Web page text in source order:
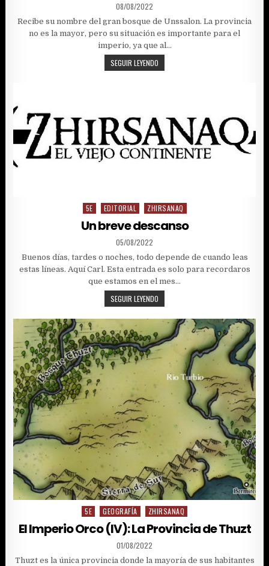
PUBLISHED
DATE:
08/08/2022
Recibe su nombre del gran bosque de Unssalon. La provincia
no es la mayor, pero su situación es importante para el
imperio, ya que al…
SEGUIR LEYENDO
IMPERIO
DE
UNSSALON
Posted
in
5E EDITORIAL ZHIRSANAQ
Un breve descanso
PUBLISHED
DATE:
05/08/2022
Buenos días, tardes o noches, todo depende de cuando leas
estas líneas. Aquí Carl. Esta entrada es solo para recordaros
que estamos en el mes…
SEGUIR LEYENDO
BREVE
DESCANSO
Posted
in
5E GEOGRAFÍA ZHIRSANAQ
El Imperio Orco (IV): La Provincia de Thuzt
PUBLISHED
DATE:
01/08/2022
Thuzt es la única provincia donde la mayoría de sus habitantes